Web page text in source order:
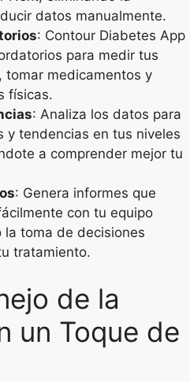
datos manualmente.
: Contour Diabetes App
para medir tus
tomar medicamentos y
físicas.
: Analiza los datos para
y tendencias en tus niveles
a comprender mejor tu
: Genera informes que
con tu equipo
toma de decisiones
tratamiento.
de la
un Toque de